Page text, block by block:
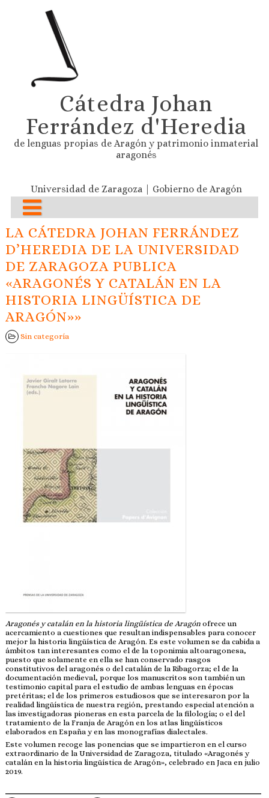
Cátedra Johan
Ferrández d'Heredia
de lenguas propias de Aragón y patrimonio inmaterial
aragonés
Universidad de Zaragoza | Gobierno de Aragón
LA CÁTEDRA JOHAN FERRÁNDEZ
D’HEREDIA DE LA UNIVERSIDAD
DE ZARAGOZA PUBLICA
«ARAGONÉS Y CATALÁN EN LA
HISTORIA LINGÜÍSTICA DE
ARAGÓN»»
Sin categoría
Aragonés y catalán en la historia lingüística de Aragónofrece un
acercamiento a cuestiones que resultan indispensables para conocer
mejor la historia lingüística de Aragón. Es este volumen se da cabida a
ámbitos tan interesantes como el de la toponimia altoaragonesa,
puesto que solamente en ella se han conservado rasgos
constitutivos del aragonés o del catalán de la Ribagorza; el de la
documentación medieval, porque los manuscritos son también un
testimonio capital para el estudio de ambas lenguas en épocas
pretéritas; el de los primeros estudiosos que se interesaron por la
realidad lingüística de nuestra región, prestando especial atención a
las investigadoras pioneras en esta parcela de la filología; o el del
tratamiento de la Franja de Aragón en los atlas lingüísticos
elaborados en España y en las monografías dialectales.
Este volumen recoge las ponencias que se impartieron en el curso
extraordinario de la Universidad de Zaragoza, titulado «Aragonés y
catalán en la historia lingüística de Aragón», celebrado en Jaca en julio
2019.